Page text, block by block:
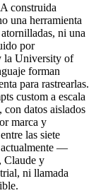
construida
una herramienta
ni una
por
la University of
forman
para rastrearlas.
custom a escala
con datos aislados
marca y
las siete
actualmente —
Claude y
ni llamada